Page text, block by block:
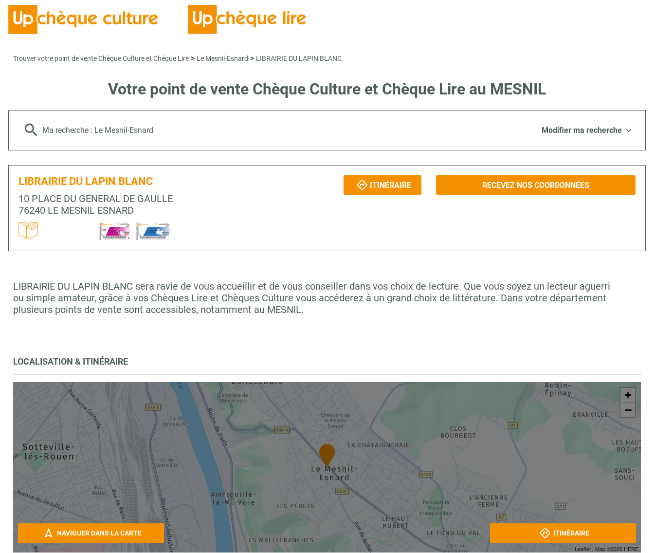
Trouver votre point de vente Chèque Culture et Chèque Lire > Le Mesnil-Esnard > LIBRAIRIE DU LAPIN BLANC
Votre point de vente Chèque Culture et Chèque Lire au MESNIL
Ma recherche : Le Mesnil-Esnard Modifier ma recherche
LIBRAIRIE DU LAPIN BLANC
10 PLACE DU GENERAL DE GAULLE
76240 LE MESNIL ESNARD
ITINÉRAIRE RECEVEZ NOS COORDONNÉES
LIBRAIRIE DU LAPIN BLANC sera ravie de vous accueillir et de vous conseiller dans vos choix de lecture. Que vous soyez un lecteur aguerri
ou simple amateur, grâce à vos Chèques Lire et Chèques Culture vous accéderez à un grand choix de littérature. Dans votre département
plusieurs points de vente sont accessibles, notamment au MESNIL.
LOCALISATION & ITINÉRAIRE
+
−
Leaflet | Map ©2026 HERE
NAVIGUER DANS LA CARTE ITINÉRAIRE